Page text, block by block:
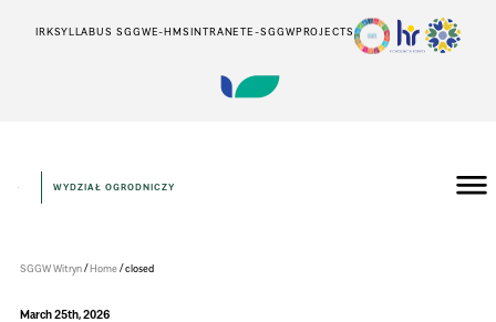
IRKSYLLABUS SGGWE-HMSINTRANETE-SGGWPROJECTS
WYDZIAŁ OGRODNICZY
SGGW Witryn/Home/closed
March 25th, 2026